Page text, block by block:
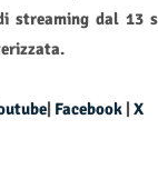
streaming dal 13
| Facebook | X